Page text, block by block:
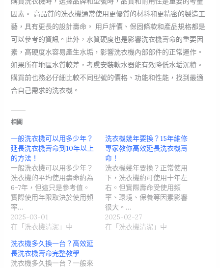
因素。 高品質的洗衣機通常使用更優質的材料和更精密的製造工
藝，具有更長的設計壽命。 用戶評價、保固條款和產品規格都是
可以參考的資訊。此外，水質硬度也是影響洗衣機壽命的重要因
素，高硬度水容易產生水垢，影響洗衣機內部部件的正常運作。
如果所在地區水質較差，考慮安裝軟水器能有效降低水垢沉積。
購買前也務必仔細比較不同型號的價格、功能和性能，找到最適
合自己需求的洗衣機。
相關
一般洗衣機可以用多少年？
延長洗衣機壽命到10年以上
的方法！
一般洗衣機可以用多少年？
洗衣機的平均使用壽命約為
6-7年，但這只是參考值。
實際使用年限取決於使用頻
率…
2025-03-01
在「洗衣機清潔」中
洗衣機幾年要換？15年維修
專家教你高效延長洗衣機壽
命！
洗衣機幾年要換？正常使用
下，洗衣機約可使用十年左
右。但實際壽命受使用頻
率、環境、保養等因素影響
很大。…
2025-02-27
在「洗衣機清潔」中
洗衣機多久換一台？高效延
長洗衣機壽命完整教學
洗衣機多久換一台？一般來